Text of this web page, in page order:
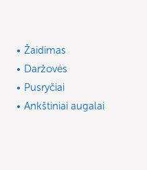
Žaidimas
Daržovės
Pusryčiai
Ankštiniai augalai